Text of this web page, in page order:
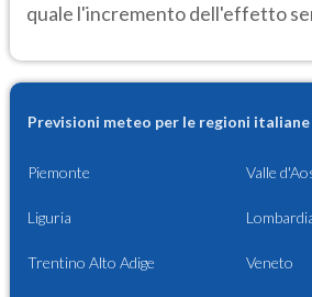
quale l'incremento dell'effetto
Previsioni meteo per le regioni italiane
Piemonte Valle
Liguria
Trentino Alto Adige Veneto